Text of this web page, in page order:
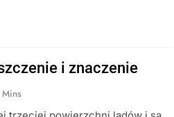
i znaczenie
Mins